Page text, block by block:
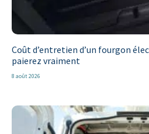
Coût d’entretien d’un fourgon
paierez vraiment
8 août 2026